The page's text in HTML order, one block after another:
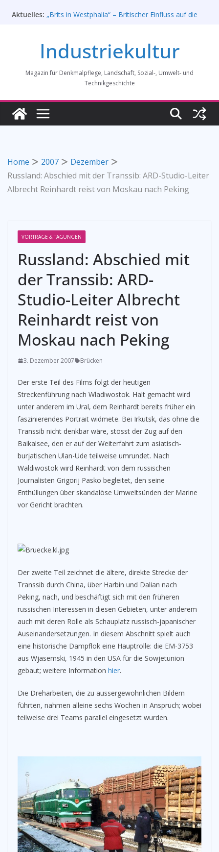
Inhalt
Aktuelles: Rahmenprogramm der Tagung des
Industriekultur Westfalens
Haus für Industriekultur in Darmstadt soll verkauft
Prof. Dr. Rainer Slotta (1.5.1946-16.6.2026)
Licht und Schatten: Fotografien des Bochumer
Ausstellung in Bochum vom 28. Mai 2026 bis 31.
Januar 2027
Industriekultur
Magazin für Denkmalpflege, Landschaft, Sozial-, Umwelt- und
Technikgeschichte
Home 2007
Dezember
Russland: Abschied mit der Transsib: ARD-Studio-Leiter
Albrecht Reinhardt reist von Moskau nach Peking
VORTRÄGE & TAGUNGEN
Russland: Abschied mit
der Transsib: ARD-
Studio-Leiter Albrecht
Reinhardt reist von
Moskau nach Peking
3. Dezember 2007 Brücken
Der erste Teil des Films folgt der heutigen
Streckenführung nach Wladiwostok. Halt gemacht wird
unter anderem im Ural, dem Reinhardt bereits früher ein
faszinierendes Portrait widmete. Bei Irkutsk, das ohne die
Transsib nicht denkbar wäre, stösst der Zug auf den
Baikalsee, den er auf der Weiterfahrt zum asiatisch-
burjatischen Ulan-Ude teilweise umrundet. Nach
Waldiwostok wird Reinhardt von dem russischen
Journalisten Grigorij Pasko begleitet, den seine
Enthüllungen über skandalöse Umweltsünden der Marine
vor Gericht brachten.
Der zweite Teil zeichnet die ältere, direkte Strecke der
Transsib durch China, über Harbin und Dalian nach
Peking, nach, und beschäftigt sich mit den früheren
russischen Interessen in diesen Gebieten, unter anderem
auch mit deren Rolle als Schauplatz russisch-japanischer
Auseinandersetzungen. In diesem Abschnitt spielt auch
eine historische Dampflok eine Hauptrolle: die EM-3753
aus Wjasemski, 1945 in den USA für die Sowjetunion
gebaut; weitere Information hier.
Die Dreharbeiten, die zu aussergewöhnlichen Bildern
führten, nahmen alleine sechs Wochen in Anspruch; wobei
teilweise drei Teams parallel eingesetzt wurden.